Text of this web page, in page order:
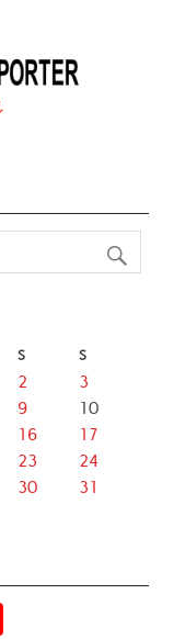
S S
2
3
9
10
16
17
23
24
30
31